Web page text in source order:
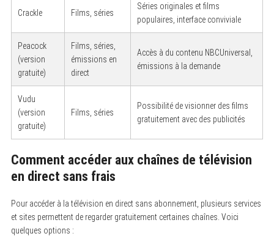
Crackle Films, séries
Séries originales et films
populaires, interface conviviale
Peacock
(version
gratuite)
Films, séries,
émissions en
direct
Accès à du contenu NBCUniversal,
émissions à la demande
Vudu
(version
gratuite)
Films, séries
Possibilité de visionner des films
gratuitement avec des publicités
Comment accéder aux chaînes de télévision
en direct sans frais
Pour accéder à la télévision en direct sans abonnement, plusieurs services
et sites permettent de regarder gratuitement certaines chaînes. Voici
quelques options :